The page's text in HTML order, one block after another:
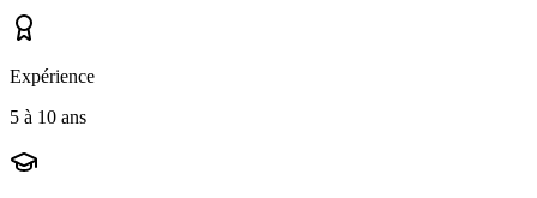
Expérience
5 à 10 ans